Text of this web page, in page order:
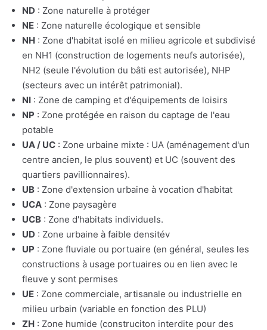
ND : Zone naturelle à protéger
NE : Zone naturelle écologique et sensible
NH : Zone d'habitat isolé en milieu agricole et subdivisé
en NH1 (construction de logements neufs autorisée),
NH2 (seule l'évolution du bâti est autorisée), NHP
(secteurs avec un intérêt patrimonial).
NI : Zone de camping et d'équipements de loisirs
NP : Zone protégée en raison du captage de l'eau
potable
UA / UC : Zone urbaine mixte : UA (aménagement d'un
centre ancien, le plus souvent) et UC (souvent des
quartiers pavillionnaires).
UB : Zone d'extension urbaine à vocation d'habitat
UCA : Zone paysagère
UCB : Zone d'habitats individuels.
UD : Zone urbaine à faible densitév
UP : Zone fluviale ou portuaire (en général, seules les
constructions à usage portuaires ou en lien avec le
fleuve y sont permises
UE : Zone commerciale, artisanale ou industrielle en
milieu urbain (variable en fonction des PLU)
ZH : Zone humide (construciton interdite pour des